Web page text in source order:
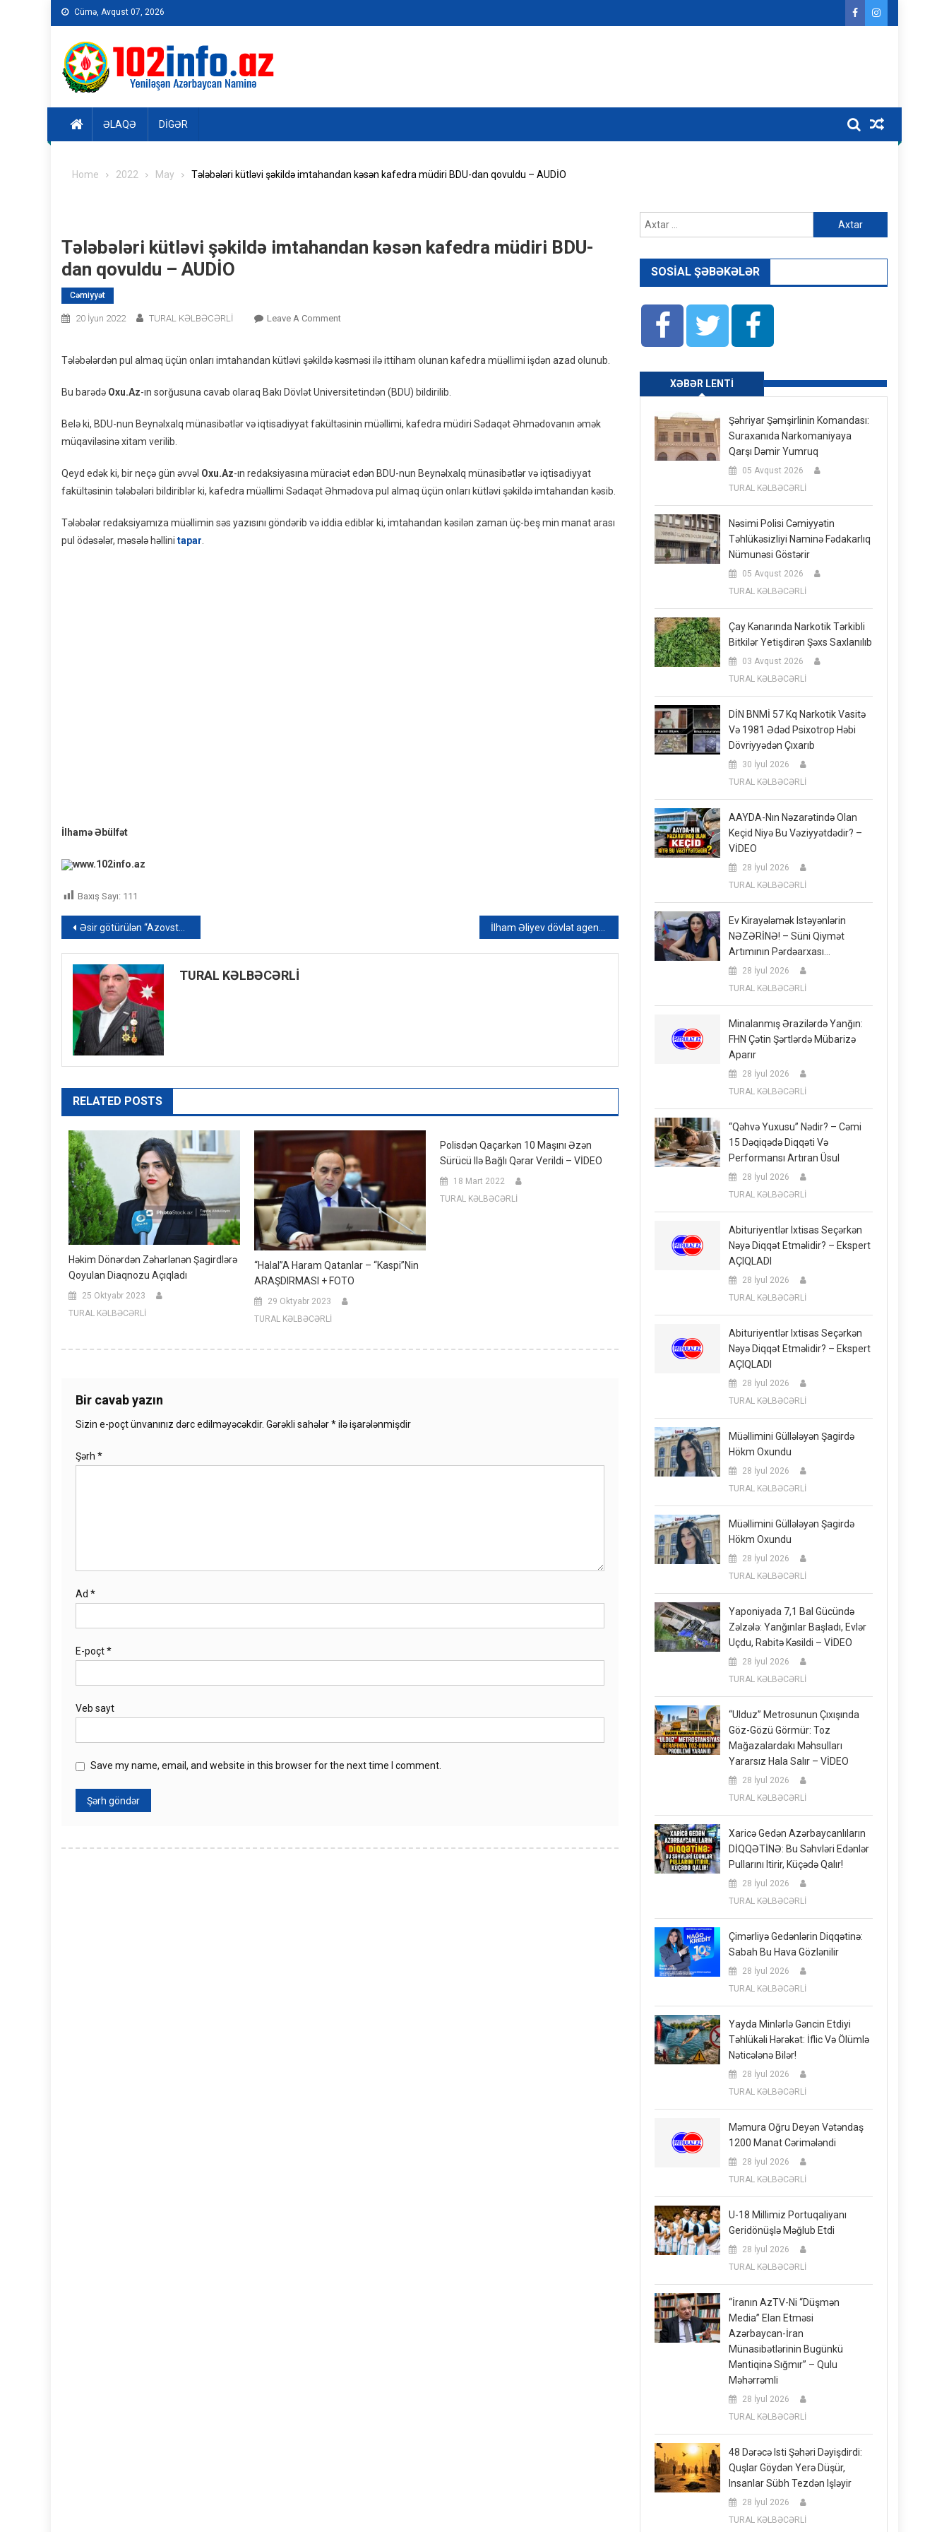
Cümə, Avqust 07, 2026
ƏLAQƏ DIGƏR
Home 2022 May Tələbələri kütləvi şəkildə imtahandan kəsən kafedra müdiri BDU-dan qovuldu – AUDİO
Tələbələri kütləvi şəkildə imtahandan kəsən kafedra müdiri BDU-
dan qovuldu – AUDİO
Cəmiyyət
20 İyun 2022 TURAL KƏLBƏCƏRLİ Leave A CommentOn
Şəkildə
Kəsən
Qovuldu
–
Tələbələrdən pul almaq üçün onları imtahandan kütləvi şəkildə kəsməsi ilə ittiham olunan kafedra müəllimi işdən azad olunub.
Bu barədə Oxu.Az-ın sorğusuna cavab olaraq Bakı Dövlət Universitetindən (BDU) bildirilib.
Belə ki, BDU-nun Beynəlxalq münasibətlər və iqtisadiyyat fakültəsinin müəllimi, kafedra müdiri Sədaqət Əhmədovanın əmək
müqaviləsinə xitam verilib.
Qeyd edək ki, bir neçə gün əvvəl Oxu.Az-ın redaksiyasına müraciət edən BDU-nun Beynəlxalq münasibətlər və iqtisadiyyat
fakültəsinin tələbələri bildiriblər ki, kafedra müəllimi Sədaqət Əhmədova pul almaq üçün onları kütləvi şəkildə imtahandan kəsib.
Tələbələr redaksiyamıza müəllimin səs yazısını göndərib və iddia ediblər ki, imtahandan kəsilən zaman üç-beş min manat arası
pul ödəsələr, məsələ həllini tapar
İlhamə Əbülfət
www.102info.az
Baxış Sayı: 111
Yazı
naviqasiyası
Əsir götürülən “Azovstal” müdafiəçilərinin taleyi necə oldu?
TURAL KƏLBƏCƏRLİ
RELATED POSTS
Həkim Dönərdən Zəhərlənən Şagirdlərə
Qoyulan Diaqnozu Açıqladı
25 Oktyabr 2023
TURAL KƏLBƏCƏRLİ
“Halal”a Haram Qatanlar – “Kaspi”nin
ARAŞDIRMASI + FOTO
29 Oktyabr 2023
TURAL KƏLBƏCƏRLİ
Polisdən Qaçarkən 10 Maşını Əzən
Sürücü Ilə Bağlı Qərar Verildi – VİDEO
18 Mart 2022
TURAL KƏLBƏCƏRLİ
Bir cavab yazın
Sizin e-poçt ünvanınız dərc edilməyəcəkdir. Gərəkli sahələr*ilə işarələnmişdir
Şərh *
Ad *
E-poçt*
Veb sayt
Save my name, email, and website in this browser for the next time I comment.
Axtarış:
SOSIAL ŞƏBƏKƏLƏR
XƏBƏR LENTI
Şəhriyar Şəmşirlinin Komandası:
Suraxanıda Narkomaniyaya
Qarşı Dəmir Yumruq
05 Avqust 2026
TURAL KƏLBƏCƏRLİ
Nəsimi Polisi Cəmiyyətin
Təhlükəsizliyi Naminə Fədakarlıq
Nümunəsi Göstərir
05 Avqust 2026
TURAL KƏLBƏCƏRLİ
Çay Kənarında Narkotik Tərkibli
Bitkilər Yetişdirən Şəxs Saxlanılıb
03 Avqust 2026
TURAL KƏLBƏCƏRLİ
DİN BNMİ 57 Kq Narkotik Vasitə
Və 1981 Ədəd Psixotrop Həbi
Dövriyyədən Çıxarıb
30 İyul 2026
TURAL KƏLBƏCƏRLİ
AAYDA-Nın Nəzarətində Olan
Keçid Niyə Bu Vəziyyətdədir? –
VİDEO
28 İyul 2026
TURAL KƏLBƏCƏRLİ
Ev Kirayələmək Istəyənlərin
NƏZƏRİNƏ! – Süni Qiymət
Artımının Pərdəarxası…
28 İyul 2026
TURAL KƏLBƏCƏRLİ
Minalanmış Ərazilərdə Yanğın:
FHN Çətin Şərtlərdə Mübarizə
Aparır
28 İyul 2026
TURAL KƏLBƏCƏRLİ
“Qəhvə Yuxusu” Nədir? – Cəmi
15 Dəqiqədə Diqqəti Və
Performansı Artıran Üsul
28 İyul 2026
TURAL KƏLBƏCƏRLİ
Abituriyentlər Ixtisas Seçərkən
Nəyə Diqqət Etməlidir? – Ekspert
AÇIQLADI
28 İyul 2026
TURAL KƏLBƏCƏRLİ
Abituriyentlər Ixtisas Seçərkən
Nəyə Diqqət Etməlidir? – Ekspert
AÇIQLADI
28 İyul 2026
TURAL KƏLBƏCƏRLİ
Müəllimini Güllələyən Şagirdə
Hökm Oxundu
28 İyul 2026
TURAL KƏLBƏCƏRLİ
Müəllimini Güllələyən Şagirdə
Hökm Oxundu
28 İyul 2026
TURAL KƏLBƏCƏRLİ
Yaponiyada 7,1 Bal Gücündə
Zəlzələ: Yanğınlar Başladı, Evlər
Uçdu, Rabitə Kəsildi – VİDEO
28 İyul 2026
TURAL KƏLBƏCƏRLİ
“Ulduz” Metrosunun Çıxışında
Göz-Gözü Görmür: Toz
Mağazalardakı Məhsulları
Yararsız Hala Salır – VİDEO
28 İyul 2026
TURAL KƏLBƏCƏRLİ
Xaricə Gedən Azərbaycanlıların
DİQQƏTİNƏ: Bu Səhvləri Edənlər
Pullarını Itirir, Küçədə Qalır!
28 İyul 2026
TURAL KƏLBƏCƏRLİ
Çimərliyə Gedənlərin Diqqətinə:
Sabah Bu Hava Gözlənilir
28 İyul 2026
TURAL KƏLBƏCƏRLİ
Yayda Minlərlə Gəncin Etdiyi
Təhlükəli Hərəkət: İflic Və Ölümlə
Nəticələnə Bilər!
28 İyul 2026
TURAL KƏLBƏCƏRLİ
Məmura Oğru Deyən Vətəndaş
1200 Manat Cərimələndi
28 İyul 2026
TURAL KƏLBƏCƏRLİ
U-18 Millimiz Portuqaliyanı
Geridönüşlə Məğlub Etdi
28 İyul 2026
TURAL KƏLBƏCƏRLİ
“İranın AzTV-Ni “düşmən
Media” Elan Etməsi
Azərbaycan-İran
Münasibətlərinin Bugünkü
Məntiqinə Sığmır” – Qulu
Məhərrəmli
28 İyul 2026
TURAL KƏLBƏCƏRLİ
48 Dərəcə Isti Şəhəri Dəyişdirdi:
Quşlar Göydən Yerə Düşür,
Insanlar Sübh Tezdən Işləyir
28 İyul 2026
TURAL KƏLBƏCƏRLİ